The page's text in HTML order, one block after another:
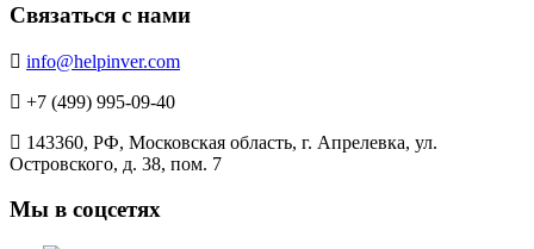
Связаться с нами
info@helpinver.com
+7 (499) 995-09-40
143360, РФ, Московская область, г. Апрелевка, ул.
Островского, д. 38, пом. 7
Мы в соцсетях